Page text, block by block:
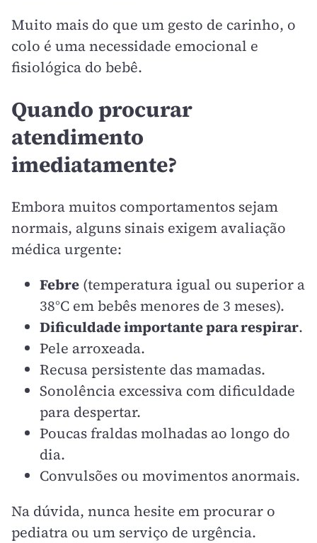
Muito mais do que um gesto de carinho, o
colo é uma necessidade emocional e
fisiológica do bebê.
Quando procurar
atendimento
imediatamente?
Embora muitos comportamentos sejam
normais, alguns sinais exigem avaliação
médica urgente:
Febre (temperatura igual ou superior a
38°C em bebês menores de 3 meses).
Dificuldade importante para respirar.
Pele arroxeada.
Recusa persistente das mamadas.
Sonolência excessiva com dificuldade
para despertar.
Poucas fraldas molhadas ao longo do
dia.
Convulsões ou movimentos anormais.
Na dúvida, nunca hesite em procurar o
pediatra ou um serviço de urgência.